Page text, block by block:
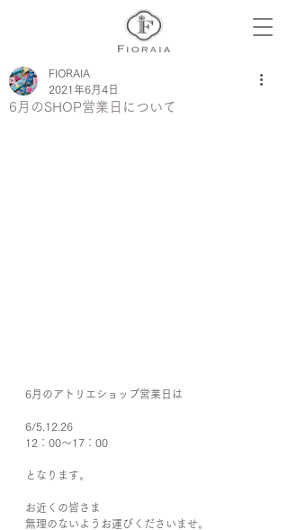
6月のSHOP営業日について
FIORAIA
2021年6月4日
6月のアトリエショップ営業日は
6/5.12.26
12：00〜17：00
となります。
お近くの皆さま
無理のないようお運びくださいませ。